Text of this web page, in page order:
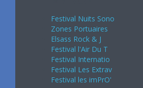
Festival Nuits Sono
Zones Portuaires
Elsass Rock & J
Festival l'Air Du T
Festival Internatio
Festival Les Extrav
Festival les imPrO'